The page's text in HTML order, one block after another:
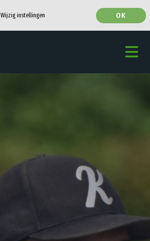
Wijzig instellingen OK